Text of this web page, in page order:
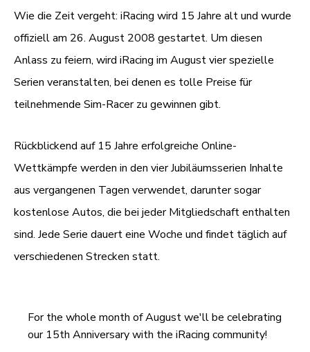
Wie die Zeit vergeht: iRacing wird 15 Jahre alt und wurde
offiziell am 26. August 2008 gestartet. Um diesen
Anlass zu feiern, wird iRacing im August vier spezielle
Serien veranstalten, bei denen es tolle Preise für
teilnehmende Sim-Racer zu gewinnen gibt.
Rückblickend auf 15 Jahre erfolgreiche Online-
Wettkämpfe werden in den vier Jubiläumsserien Inhalte
aus vergangenen Tagen verwendet, darunter sogar
kostenlose Autos, die bei jeder Mitgliedschaft enthalten
sind. Jede Serie dauert eine Woche und findet täglich auf
verschiedenen Strecken statt.
For the whole month of August we'll be celebrating
our 15th Anniversary with the iRacing community!